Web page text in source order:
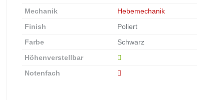
Mechanik
Hebemechanik
Finish
Poliert
Farbe
Schwarz
Höhenverstellbar
Notenfach